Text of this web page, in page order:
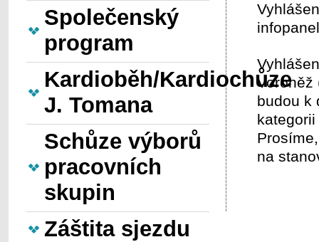
Společenský
program
Kardioběh/Kardiochůze
J. Tomana
Schůze výborů
pracovních
skupin
Záštita sjezdu
Voroněž
budou k
na